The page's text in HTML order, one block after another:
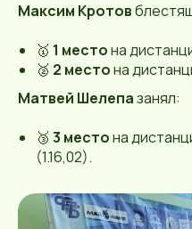
Максим Кротов
🥇 1 местона
🥈 2 местона
Матвей Шелепазанял:
🥉 3 местона
(1.16,02).